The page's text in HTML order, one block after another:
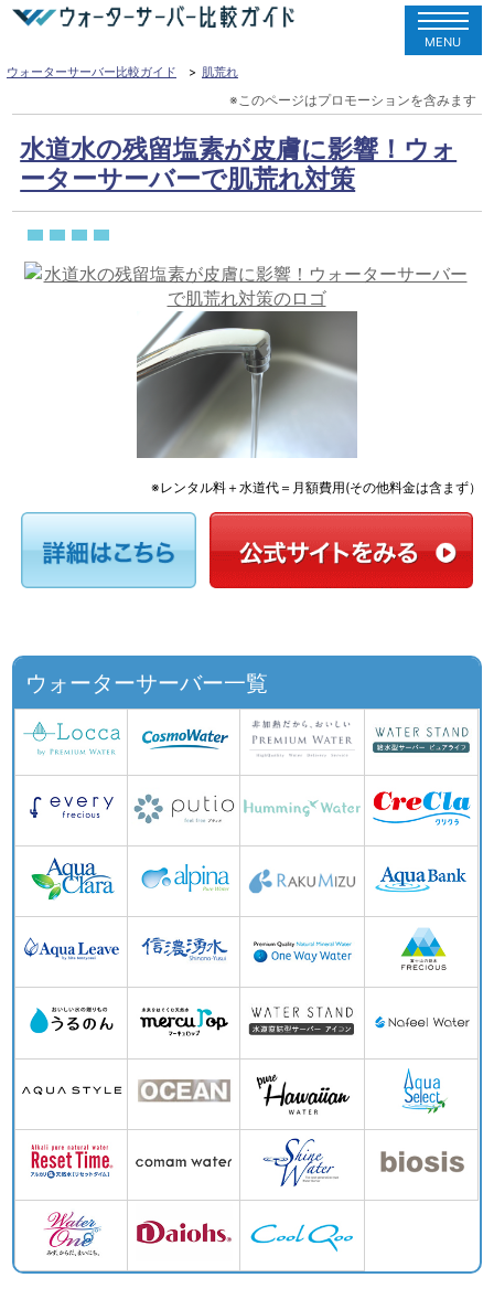
MENU
ウォーターサーバー比較ガイド
肌荒れ
水道水の残留塩素が皮膚に影響！ウォ
ーターサーバーで肌荒れ対策
※レンタル料＋水道代＝月額費用(その他料金は含まず）
ウォーターサーバー一覧